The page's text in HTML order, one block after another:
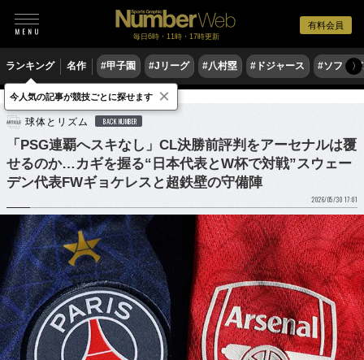
有料会員
毎日6時・11時・17時更新
ランキング 名作 #甲子園 #Jリーグ #八村塁 #ドジャース #ソフト〉
サッカー 海外サッカー
球体とリズム BACK NUMBER
「PSG連覇へスキなし」CL決勝前評判をアーセナルは覆
せるのか…カギを握る“日本代表とW杯で対戦”スウェー
デン代表FWギョケレスと超鉄壁の守備陣
2026/05/30 17:01
今人気の記事が競技ごとに探せます ×